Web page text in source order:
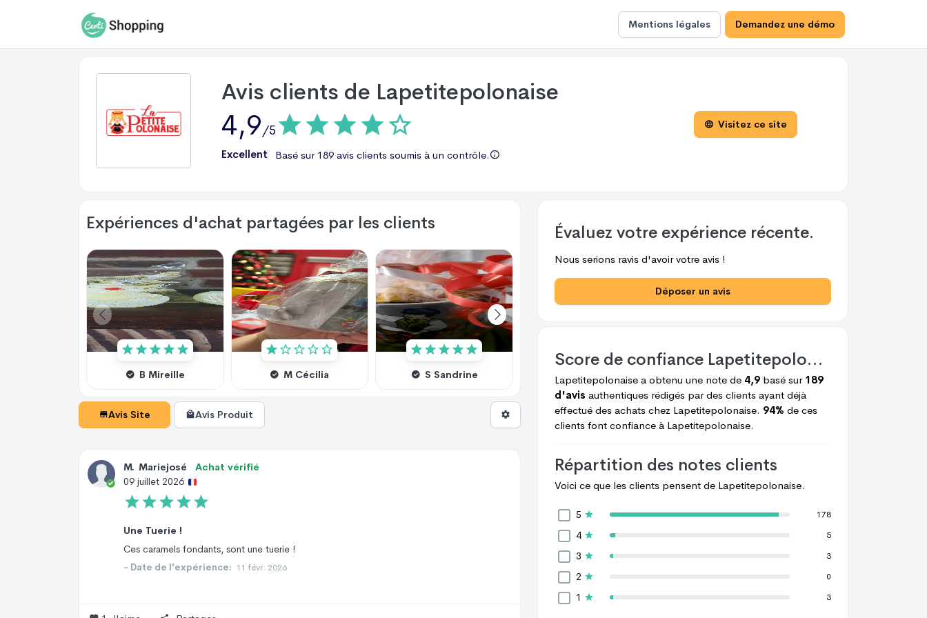
Mentions légales Demandez une démo
Avis clients de Lapetitepolonaise
4,9/5
Excellent Basé sur 189 avis clients soumis à un contrôle.
Visitez ce site
Expériences d'achat partagées par les clients
B Mireille M Cécilia S Sandrine M Muriel K Stéphanie
Avis Site Avis Produit
M. Mariejosé
Achat vérifié
09 juillet 2026
Une Tuerie !
Ces caramels fondants, sont une tuerie !
- Date de l'expérience: 11 févr. 2026
Évaluez votre expérience récente.
Nous serions ravis d'avoir votre avis !
Déposer un avis
Score de confiance Lapetitepolonaise
Lapetitepolonaise a obtenu une note de 4,9 basé sur 189
d'avis authentiques rédigés par des clients ayant déjà
effectué des achats chez Lapetitepolonaise. 94% de ces
clients font confiance à Lapetitepolonaise.
Répartition des notes clients
Voici ce que les clients pensent de Lapetitepolonaise.
5 178
4 5
3 3
2 0
1 3